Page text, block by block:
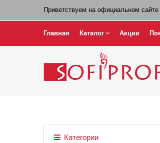
Приветствуем на официальном
Главная Каталог Акции
Категории